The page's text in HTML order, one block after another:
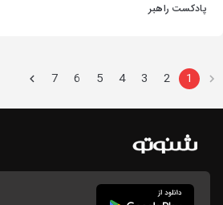
پادکست راهبر
1
2
3
4
5
6
7